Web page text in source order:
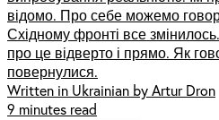
відомо. Про себе можемо
Східному фронті все
про це відверто і прямо. Як
повернулися.
Written in Ukrainian by Artur Dron
9 minutes read